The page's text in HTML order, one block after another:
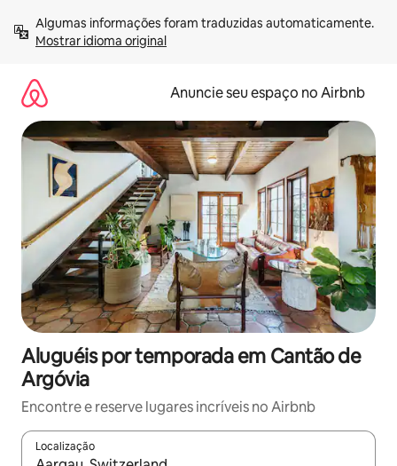
para
Mostrar idioma original
Anuncie seu espaço no Airbnb
Aluguéis por temporada em Cantão de
Argóvia
Encontre e reserve lugares incríveis no Airbnb
Localização
Quando os resultados estiverem disponíveis, explore-os